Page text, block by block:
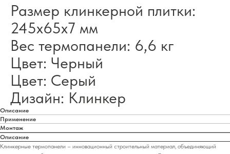
Размер клинкерной плитки:
245х65х7 мм
Вес термопанели: 6,6 кг
Цвет: Черный
Цвет: Серый
Дизайн: Клинкер
Описание
Применение
Монтаж
Описание
Клинкерные термопанели – инновационный строительный материал, объединяющий